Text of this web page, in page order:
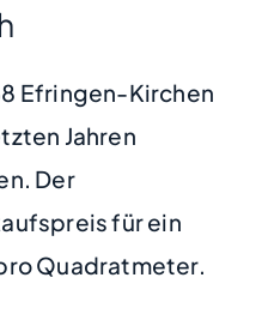
Efringen-Kirchen
Jahren
Der
für ein
Quadratmeter.